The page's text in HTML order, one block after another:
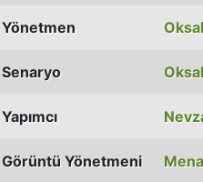
Yönetmen
Senaryo
Yapımcı
Görüntü Yönetmeni